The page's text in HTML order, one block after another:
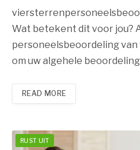
Wat betekent dit voor jou?
personeelsbeoordeling
om uw algehele
READ MORE
RUST UIT